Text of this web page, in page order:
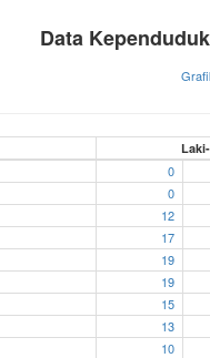
Data
0
0
12
17
19
19
15
13
10